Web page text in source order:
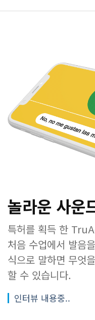
놀라운 사운
특허를 획득 한
처음 수업에서 발음
식으로 말하면 무엇
할 수 있습니다.
인터뷰 내용중..